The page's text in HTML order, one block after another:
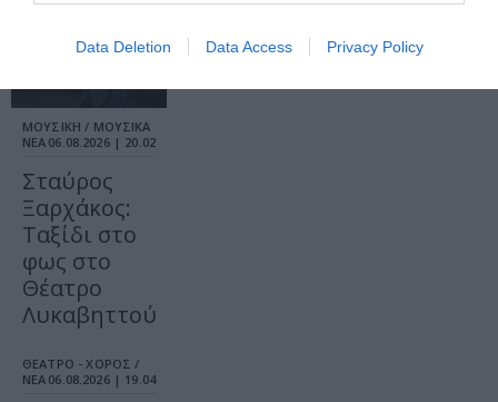
Data Deletion Data Access Privacy Policy
ΜΟΥΣΙΚΗ / ΜΟΥΣΙΚΑ
ΝΕΑ 06.08.2026 | 20.02
Σταύρος
Ξαρχάκος:
Ταξίδι στο
φως στο
Θέατρο
Λυκαβηττού
ΘΕΑΤΡΟ - ΧΟΡΟΣ /
ΝΕΑ 06.08.2026 | 19.04